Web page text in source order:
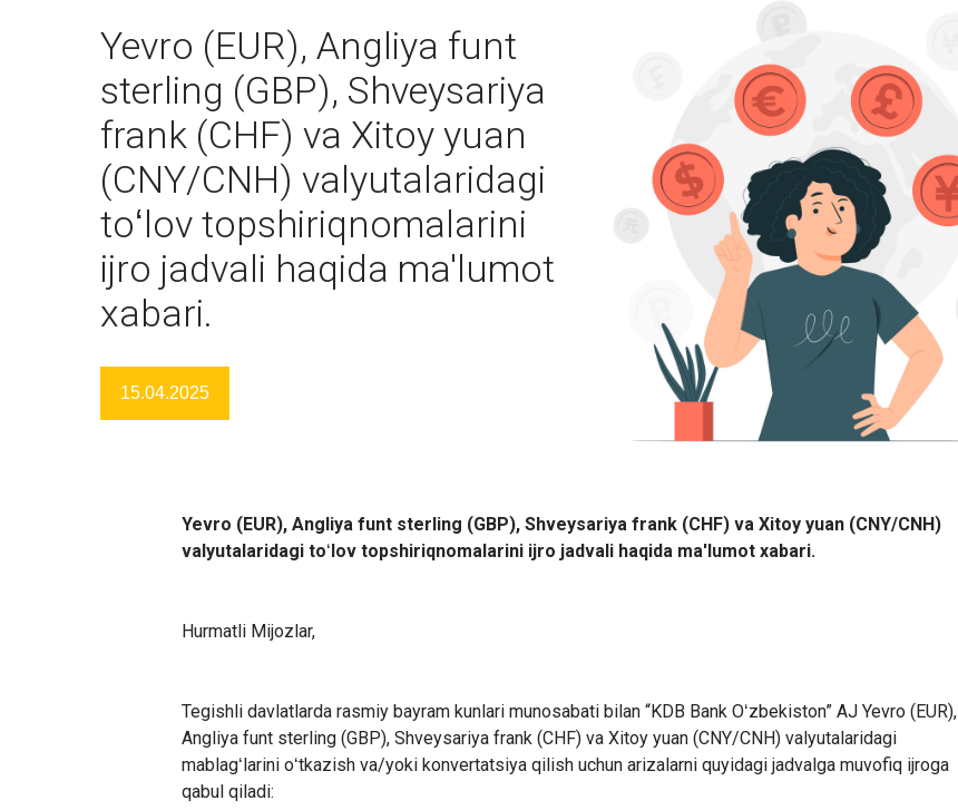
Yevro (EUR), Angliya funt
sterling (GBP), Shveysariya
frank (CHF) va Xitoy yuan
(CNY/CNH) valyutalaridagi
toʻlov topshiriqnomalarini
ijro jadvali haqida ma'lumot
xabari.
15.04.2025
Yevro (EUR), Angliya funt sterling (GBP), Shveysariya frank (CHF) va Xitoy yuan (CNY/CNH)
valyutalaridagi toʻlov topshiriqnomalarini ijro jadvali haqida ma'lumot xabari.
Hurmatli Mijozlar,
Tegishli davlatlarda rasmiy bayram kunlari munosabati bilan “KDB Bank Oʻzbekiston” AJ Yevro (EUR),
Angliya funt sterling (GBP), Shveysariya frank (CHF) va Xitoy yuan (CNY/CNH) valyutalaridagi
mablagʻlarini oʻtkazish va/yoki konvertatsiya qilish uchun arizalarni quyidagi jadvalga muvofiq ijroga
qabul qiladi: